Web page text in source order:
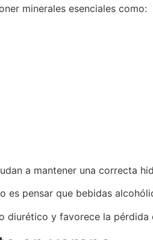
minerales esenciales como:
a mantener una correcta
es pensar que bebidas
diurético y favorece la pérdida